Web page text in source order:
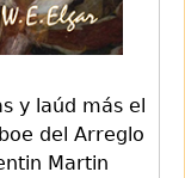
y laúd más el
del Arreglo
Martin